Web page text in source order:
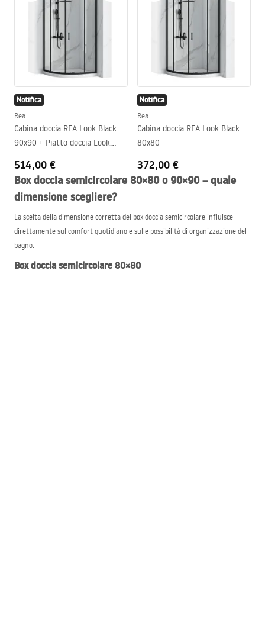
Notifica
Rea
Cabina doccia REA Look Black
90x90 + Piatto doccia Look
514,00 €
Notifica
Rea
Cabina doccia REA Look Black
80x80
372,00 €
Box doccia semicircolare 80×80 o 90×90 – quale
dimensione scegliere?
La scelta della dimensione corretta del box doccia semicircolare influisce
direttamente sul comfort quotidiano e sulle possibilità di organizzazione del
bagno.
Box doccia semicircolare 80×80